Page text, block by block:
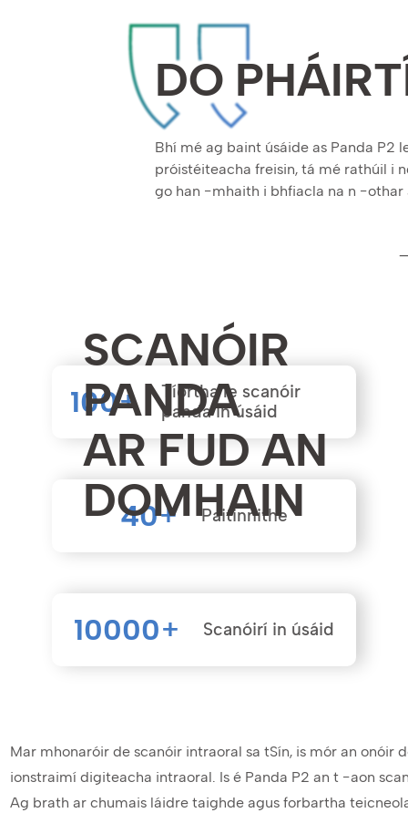
DO
Bhí mé ag baint úsáide as Panda P2
próistéiteacha freisin, tá mé rathúil i
go han -mhaith i bhfiacla na n -
SCANÓIR
PANDA
AR FUD AN
DOMHAIN
100+
Tíortha le scanóir
panda in úsáid
40+ Paitinnithe
10000+ Scanóirí in úsáid
Mar mhonaróir de scanóir intraoral sa tSín, is mór an onóir
ionstraimí digiteacha intraoral. Is é Panda P2 an t -aon
Ag brath ar chumais láidre taighde agus forbartha